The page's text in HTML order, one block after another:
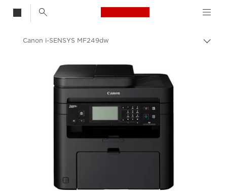
Canon Logo, back
Canon i-SENSYS MF249dw